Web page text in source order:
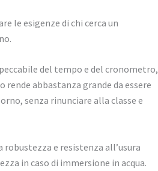
le esigenze di chi cerca un
del tempo e del cronometro,
abbastanza grande da essere
senza rinunciare alla classe e
e resistenza all’usura
in caso di immersione in acqua.